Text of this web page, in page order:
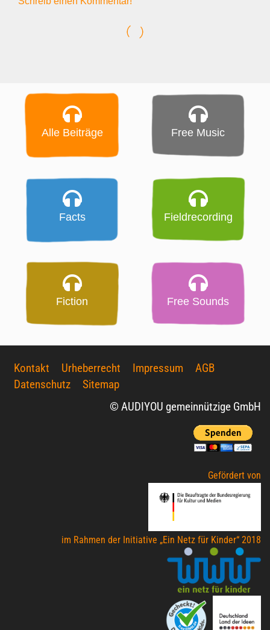
Alle Beiträge Free Music
Facts Fieldrecording
Fiction Free Sounds
Kontakt Urheberrecht Impressum
AGB
Datenschutz
Sitemap
© AUDIYOU gemeinnützige GmbH
Gefördert von
im Rahmen der Initiative „Ein Netz für Kinder“ 2018